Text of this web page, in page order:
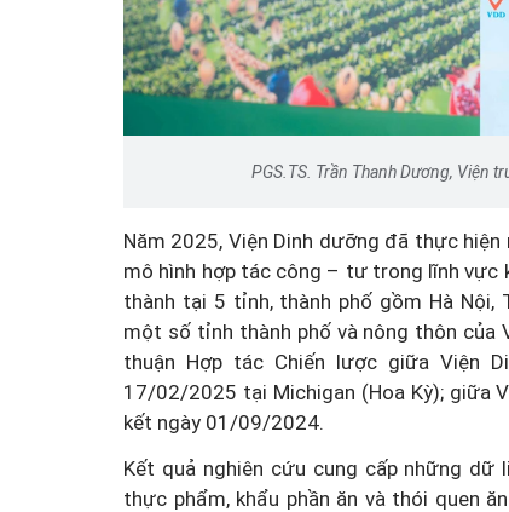
PGS.TS. Trần Thanh Dương, Viện
Năm 2025, Viện Dinh dưỡng đã thực
mô hình hợp tác công – tư trong lĩnh
thành tại 5 tỉnh, thành phố gồm Hà Nội,
một số tỉnh thành phố và nông thôn của
thuận Hợp tác Chiến lược giữa Viện
17/02/2025 tại Michigan (Hoa Kỳ); giữa
kết ngày 01/09/2024.
Kết quả nghiên cứu cung cấp những
thực phẩm, khẩu phần ăn và thói quen